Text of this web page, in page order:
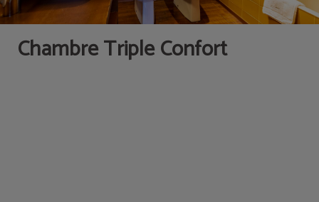
Chambre Triple Confort